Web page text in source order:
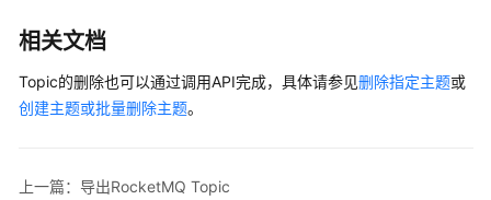
流
通
授
相关文档
Topic的删除也可以通过调用API完成，具体请参见删除指定主题或
创建主题或批量删除主题。
上一篇：导出RocketMQ Topic